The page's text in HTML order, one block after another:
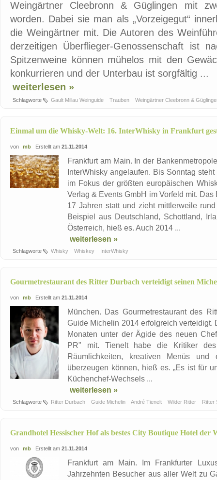
Weingärtner Cleebronn & Güglingen mit
worden. Dabei sie man als „Vorzeigegut“
die Weingärtner mit. Die Autoren des
derzeitigen Überflieger-Genossenschaft ist
Spitzenweine können mühelos mit den
konkurrieren und der Unterbau ist sorgfältig ...
weiterlesen »
Schlagworte Gault Millau Weinguide Trauben Weingärtner Cleebronn &
Einmal um die Whisky-Welt: 16. InterWhisky in Frankfurt
von mb Erstellt am 21.11.2014
Frankfurt am Main. In der
InterWhisky angelaufen. Bis Sonntag
im Fokus der größten europäischen
Verlag & Events GmbH im Vorfeld mit.
17 Jahren statt und zieht mittlerweile
Beispiel aus Deutschland, Schottland,
Österreich, hieß es. Auch 2014 ...
weiterlesen »
Schlagworte Whisky Whiskey InterWhisky
Gourmetrestaurant des Ritter Durbach verteidigt seinen
von mb Erstellt am 21.11.2014
München. Das Gourmetrestaurant des
Guide Michelin 2014 erfolgreich
Monaten unter der Ägide des neuen
PR" mit. Tienelt habe die Kritiker
Räumlichkeiten, kreativen Menüs und
überzeugen können, hieß es. „Es ist für
Küchenchef-Wechsels ...
weiterlesen »
Schlagworte Ritter Durbach Guide Michelin André Tienelt Wilder Ritter Ritter
Grandhotel Hessischer Hof als bestes City Boutique Hotel der
von mb Erstellt am 21.11.2014
Frankfurt am Main. Im Frankfurter
Jahrzehnten Besucher aus aller Welt zu